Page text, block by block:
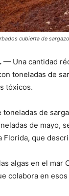
cubierta de
— Una cantidad
toneladas de
tóxicos.
toneladas de
de mayo,
Florida, que
algas en el mar
colabora en